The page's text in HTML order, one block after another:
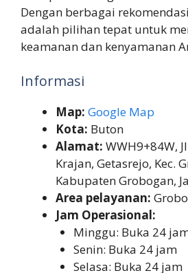
Dengan berbagai
adalah pilihan tepat untuk
keamanan dan kenyamanan
Informasi
Map: Google Map
Kota: Buton
Alamat: WWH9+84W,
Krajan, Getasrejo, Kec.
Kabupaten Grobogan,
Area pelayanan:
Jam Operasional:
Minggu: Buka 24
Senin: Buka 24 jam
Selasa: Buka 24 jam